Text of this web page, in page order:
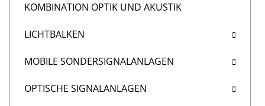
KOMBINATION OPTIK UND AKUSTIK
LICHTBALKEN
MOBILE SONDERSIGNALANLAGEN
OPTISCHE SIGNALANLAGEN